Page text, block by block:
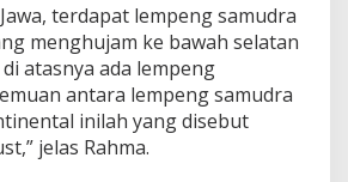
S
e
r
e
n
t
a
terdapat lempeng samudra
menghujam ke bawah selatan
atasnya ada lempeng
antara lempeng samudra
inilah yang disebut
jelas Rahma.